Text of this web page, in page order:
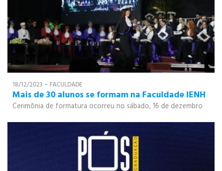
18/12/2023 - FACULDADE
Mais de 30 alunos se formam na Faculdade IENH
Cerimônia de formatura ocorreu no sábado, 16 de dezembro